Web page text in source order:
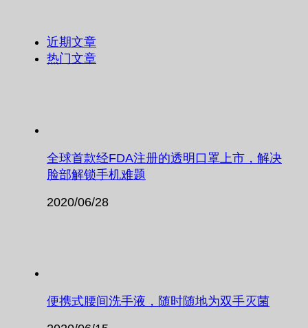
近期文章
热门文章
全球首款经FDA注册的透明口罩上市，解决
脸部解锁手机难题
2020/06/28
便携式腰间洗手液，随时随地为双手灭菌